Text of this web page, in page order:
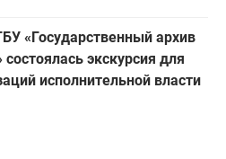
«Государственный архив
экскурсия для
исполнительной власти